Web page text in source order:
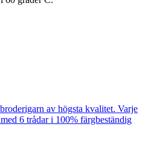
av högsta kvalitet. Varje
6 trådar i 100% färgbeständig